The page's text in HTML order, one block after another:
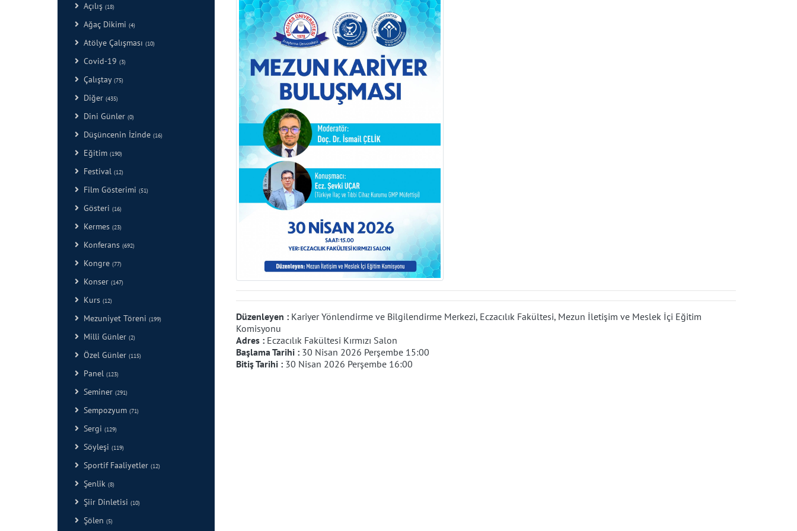
Açılış (18)
Ağaç Dikimi (4)
Atölye Çalışması (10)
Covid-19 (3)
Çalıştay (75)
Diğer (435)
Dini Günler (0)
Düşüncenin İzinde (16)
Eğitim (190)
Festival (12)
Film Gösterimi (51)
Gösteri (16)
Kermes (23)
Konferans (692)
Kongre (77)
Konser (147)
Kurs (12)
Mezuniyet Töreni (199)
Milli Günler (2)
Özel Günler (115)
Panel (123)
Seminer (291)
Sempozyum (71)
Sergi (129)
Söyleşi (119)
Sportif Faaliyetler (12)
Şenlik (8)
Şiir Dinletisi (10)
Şölen (5)
Düzenleyen : Kariyer Yönlendirme ve Bilgilendirme Merkezi, Eczacılık Fakültesi, Mezun İletişim ve Meslek İçi Eğitim
Komisyonu
Adres : Eczacılık Fakültesi Kırmızı Salon
Başlama Tarihi : 30 Nisan 2026 Perşembe 15:00
Bitiş Tarihi : 30 Nisan 2026 Perşembe 16:00